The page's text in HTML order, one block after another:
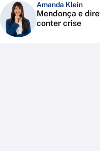
Amanda Klein
Mendonça e
conter crise